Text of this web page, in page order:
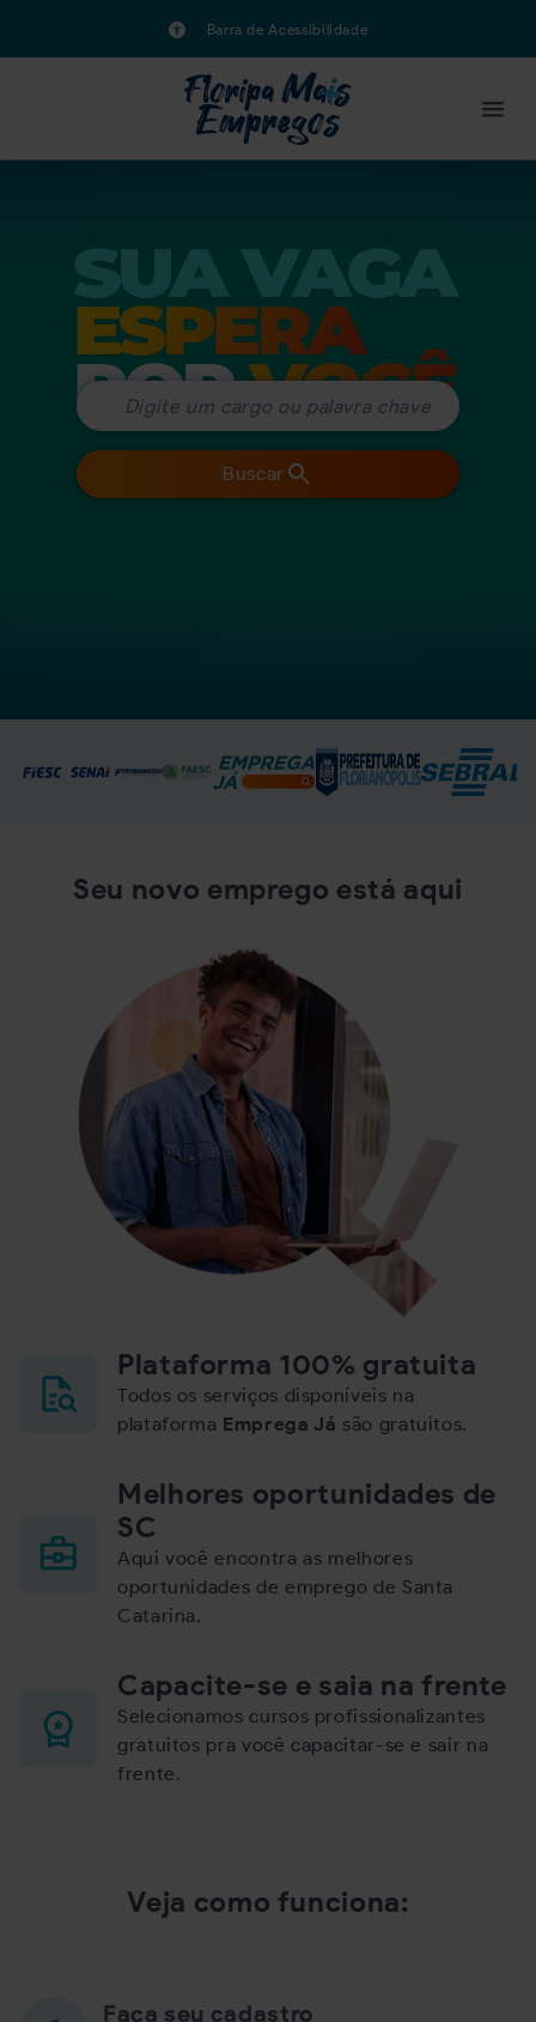
Barra de Acessibilidade
Buscar
Seu novo emprego está aqui
Plataforma 100% gratuita
Todos os serviços disponíveis na
plataforma Emprega Já são gratuitos.
Melhores oportunidades de
SC
Aqui você encontra as melhores
oportunidades de emprego de Santa
Catarina.
Capacite-se e saia na frente
Selecionamos cursos profissionalizantes
gratuitos pra você capacitar-se e sair na
frente.
Veja como funciona:
Faça seu cadastro